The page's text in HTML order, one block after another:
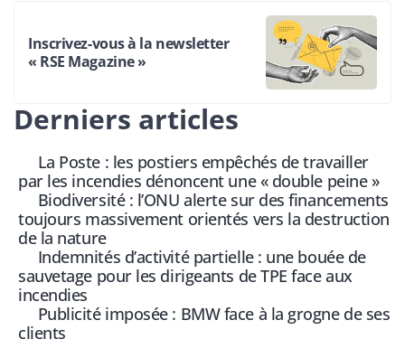
Inscrivez-vous à la newsletter
« RSE Magazine »
Derniers articles
La Poste : les postiers empêchés de travailler
par les incendies dénoncent une « double peine »
Biodiversité : l’ONU alerte sur des financements
toujours massivement orientés vers la destruction
de la nature
Indemnités d’activité partielle : une bouée de
sauvetage pour les dirigeants de TPE face aux
incendies
Publicité imposée : BMW face à la grogne de ses
clients